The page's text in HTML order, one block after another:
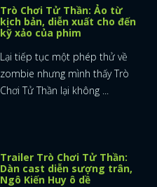
Trò Chơi Tử Thần: Ảo từ
kịch bản, diễn xuất cho đến
kỹ xảo của phim
Lại tiếp tục một phép thử về
zombie nhưng mình thấy Trò
Chơi Tử Thần lại không ...
Trailer Trò Chơi Tử Thần:
Dàn cast diễn sượng trân,
Ngô Kiến Huy ô dề